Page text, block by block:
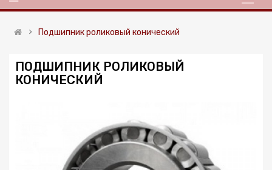
Подшипник роликовый конический
ПОДШИПНИК РОЛИКОВЫЙ
КОНИЧЕСКИЙ